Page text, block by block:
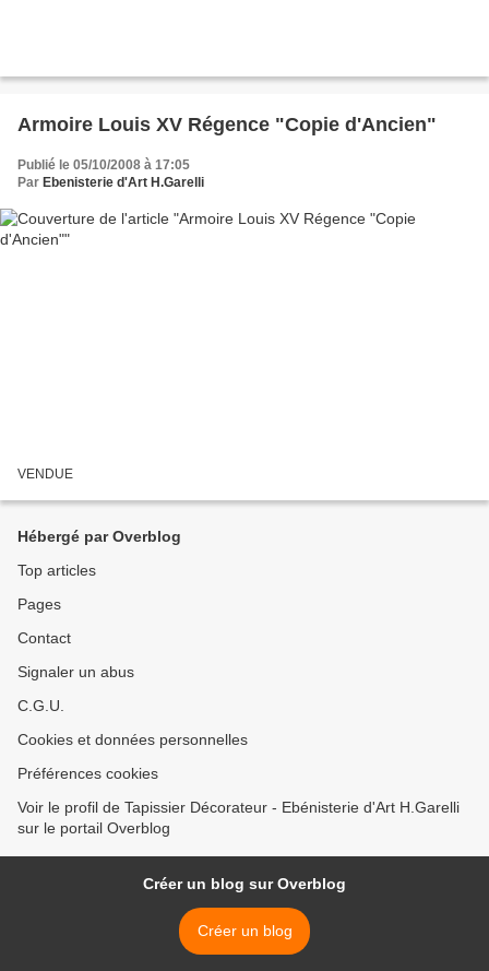
Armoire Louis XV Régence "Copie d'Ancien"
Publié le 05/10/2008 à 17:05
Par Ebenisterie d'Art H.Garelli
VENDUE
Hébergé par Overblog
Top articles
Pages
Contact
Signaler un abus
C.G.U.
Cookies et données personnelles
Préférences cookies
Voir le profil de Tapissier Décorateur - Ebénisterie d'Art H.Garelli
sur le portail Overblog
Créer un blog sur Overblog
Créer un blog